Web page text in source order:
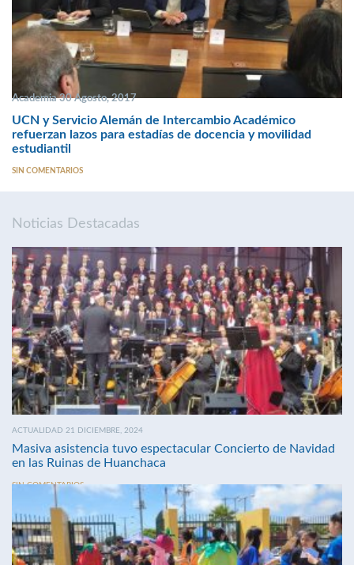
Academia 30 Agosto, 2017
UCN y Servicio Alemán de Intercambio Académico
refuerzan lazos para estadías de docencia y movilidad
estudiantil
SIN COMENTARIOS
Noticias Destacadas
ACTUALIDAD 21 DICIEMBRE, 2024
Masiva asistencia tuvo espectacular Concierto de Navidad
en las Ruinas de Huanchaca
SIN COMENTARIOS